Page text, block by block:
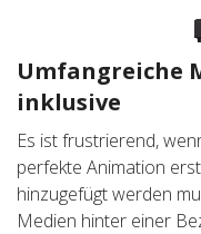
Umfangreiche
inklusive
Es ist frustrierend,
perfekte Animation
hinzugefügt werden
Medien hinter einer